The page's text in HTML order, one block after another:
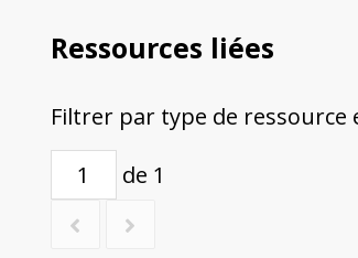
Ressources liées
Filtrer par type de
de 1